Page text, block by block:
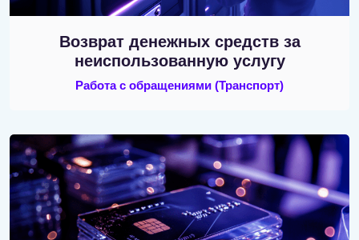
Возврат денежных средств за
неиспользованную услугу
Работа с обращениями (Транспорт)